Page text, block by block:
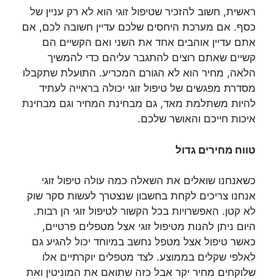
ראשית, חשוב להזכיר שטיפול זוגי הוא לא רק עניין של
כסף. אם מערכת היחסים שלכם עדיין חשובה לכם, אם
אתם עדיין אוהבים אחד את השני ואם הקשיים הם
קשיים שאתם רוצים להתגבר עליהם כדי להמשיך
הלאה, מחיר הוא לא הגורם המכריע. התועלת שתקבלו
מסדרת מפגשים של טיפול זוגי יכולה בראייה לעתיד
להיות משתלמת מאד, גם מבחינת המחיר וגם מבחינת
איכות חייכם והאושר שלכם.
טווח מחירים גדול
כשאנחנו שואלים את השאלה כמה עולה טיפול זוגי
אנחנו צריכים לקחת בחשבון שנצטרך לעשות סקר שוק
לא קטן. האפשרויות בכל הקשור לטיפול זוגי הן רבות.
היום ניתן להנות מטיפול זוגי אצל מטפלים פרטיים,
כאשר טיפול אצל מטפל נחשב במיוחד יכול להגיע גם
לאלפי שקלים בממוצע. לצד מטפלים יוקרתיים אלו
שלוקחים מחיר יקר אבל כזה שתואם את המוניטין ואת